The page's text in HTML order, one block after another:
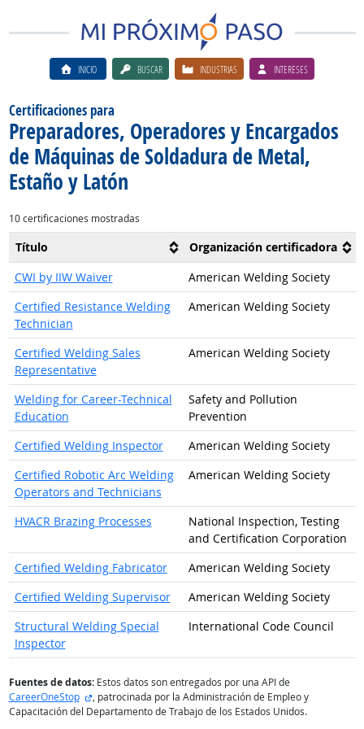
INICIO BUSCAR INDUSTRIAS INTERESES
Certificaciones para
Preparadores, Operadores y Encargados
de Máquinas de Soldadura de Metal,
Estaño y Latón
10 certificaciones mostradas
Título
Organización certificadora
CWI by IIW Waiver
American Welding Society
Certified Resistance Welding
Technician
American Welding Society
Certified Welding Sales
Representative
American Welding Society
Welding for Career-Technical
Education
Safety and Pollution
Prevention
Certified Welding Inspector
American Welding Society
Certified Robotic Arc Welding
Operators and Technicians
American Welding Society
HVACR Brazing Processes
National Inspection, Testing
and Certification Corporation
Certified Welding Fabricator
American Welding Society
Certified Welding Supervisor
American Welding Society
Structural Welding Special
Inspector
International Code Council
Fuentes de datos:Estos datos son entregados por una API de
CareerOneStop
sitio externo
, patrocinada por la Administración de Empleo y
Capacitación del Departamento de Trabajo de los Estados Unidos.